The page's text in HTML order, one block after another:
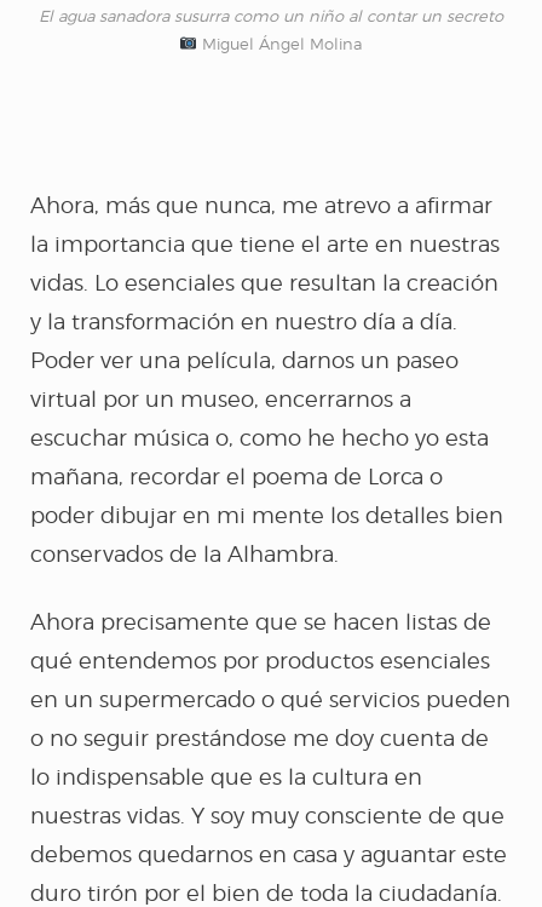
El agua sanadora susurra como un niño al contar un secreto
Miguel Ángel Molina
Ahora, más que nunca, me atrevo a afirmar
la importancia que tiene el arte en nuestras
vidas. Lo esenciales que resultan la creación
y la transformación en nuestro día a día.
Poder ver una película, darnos un paseo
virtual por un museo, encerrarnos a
escuchar música o, como he hecho yo esta
mañana, recordar el poema de Lorca o
poder dibujar en mi mente los detalles bien
conservados de la Alhambra.
Ahora precisamente que se hacen listas de
qué entendemos por productos esenciales
en un supermercado o qué servicios pueden
o no seguir prestándose me doy cuenta de
lo indispensable que es la cultura en
nuestras vidas. Y soy muy consciente de que
debemos quedarnos en casa y aguantar este
duro tirón por el bien de toda la ciudadanía.